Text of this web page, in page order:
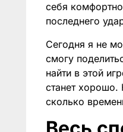
себя
последнего
Сегодня я не
смогу
найти в этой
станет
сколько